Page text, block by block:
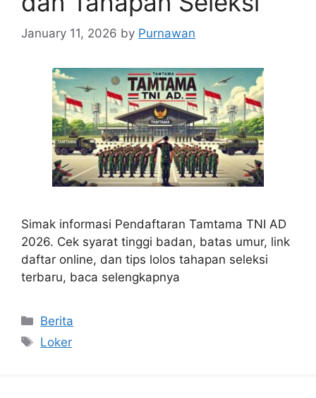
January 11, 2026 by Purnawan
Simak informasi Pendaftaran Tamtama TNI AD
2026. Cek syarat tinggi badan, batas umur, link
daftar online, dan tips lolos tahapan seleksi
terbaru, baca selengkapnya
Categories
Berita
Tags
Loker